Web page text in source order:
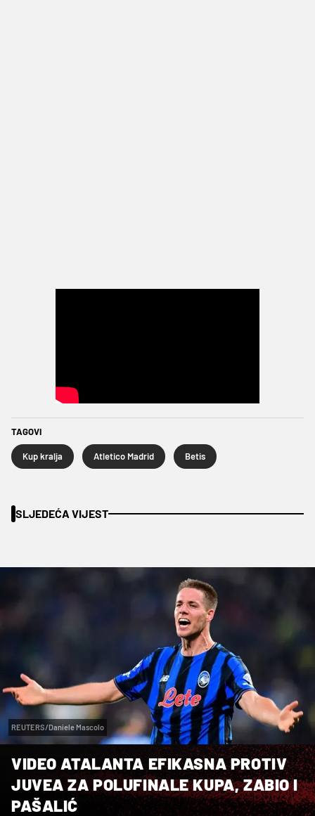
TAGOVI
Kup kralja Atletico Madrid Betis
SLJEDEĆA VIJEST
REUTERS/Daniele Mascolo
VIDEO ATALANTA EFIKASNA PROTIV
JUVEA ZA POLUFINALE KUPA, ZABIO I
PAŠALIĆ